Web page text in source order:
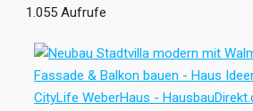
1.055 Aufrufe